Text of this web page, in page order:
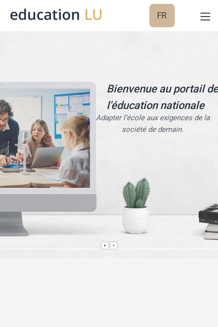
FR
Bienvenue au portail de
l'éducation nationale
Adapter l’école aux exigences de la
société de demain.